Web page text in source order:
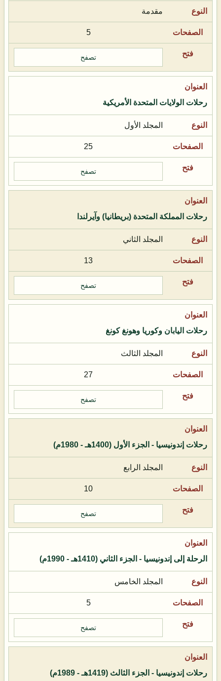
مقدمة
5
تصفح
رحلات الولايات المتحدة الأمريكية
المجلد الأول
25
تصفح
رحلات المملكة المتحدة (بريطانيا) وآيرلندا
المجلد الثاني
13
تصفح
رحلات اليابان وكوريا وهونغ كونغ
المجلد الثالث
27
تصفح
رحلات إندونيسيا - الجزء الأول (1400هـ - 1980م)
المجلد الرابع
10
تصفح
الرحلة إلى إندونيسيا - الجزء الثاني (1410هـ - 1990م)
المجلد الخامس
5
تصفح
رحلات إندونيسيا - الجزء الثالث (1419هـ - 1989م)